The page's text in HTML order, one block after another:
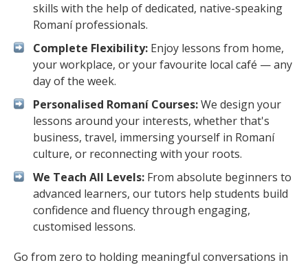
skills with the help of dedicated, native-speaking
Romaní professionals.
Complete Flexibility: Enjoy lessons from home,
your workplace, or your favourite local café — any
day of the week.
Personalised Romaní Courses:We design your
lessons around your interests, whether that's
business, travel, immersing yourself in Romaní
culture, or reconnecting with your roots.
We Teach All Levels: From absolute beginners to
advanced learners, our tutors help students build
confidence and fluency through engaging,
customised lessons.
Go from zero to holding meaningful conversations in